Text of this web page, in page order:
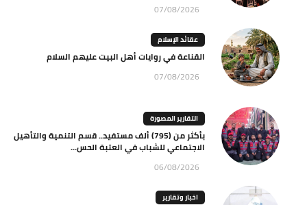
07/08/2026
عقائد الإسلام
القناعة في روايات أهل البيت عليهم السلام
07/08/2026
التقارير المصورة
بأكثر من (795) ألف مستفيد.. قسم التنمية والتأهيل
الاجتماعي للشباب في العتبة الحس...
06/08/2026
اخبار وتقارير